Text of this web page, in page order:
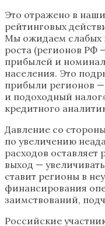
Это отражено в
рейтинговых
Мы ожидаем слабых
роста (регионов РФ
прибылей и
населения. Это
прибыли регионов
и подоходный
кредитного
Давление со
по увеличению
расходов
выход —
ставит регионы в
финансирования
заимствований,
Российские